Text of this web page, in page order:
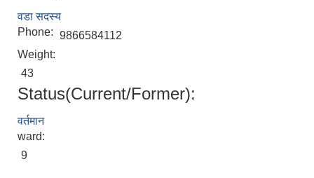
वडा सदस्य
Phone: 9866584112
Weight:
43
Status(Current/Former):
वर्तमान
ward:
9